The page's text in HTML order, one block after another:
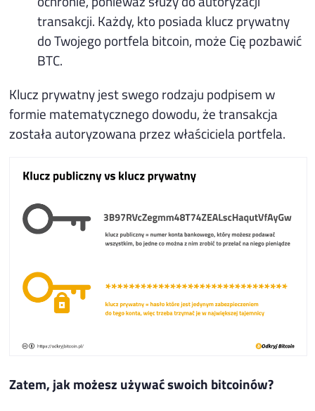
transakcji. Każdy, kto posiada klucz prywatny
do Twojego portfela bitcoin, może Cię pozbawić
BTC.
Klucz prywatny jest swego rodzaju podpisem w
formie matematycznego dowodu, że transakcja
została autoryzowana przez właściciela portfela.
Zatem, jak możesz używać swoich bitcoinów?